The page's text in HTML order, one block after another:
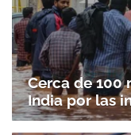
Cerca de 100
India por las